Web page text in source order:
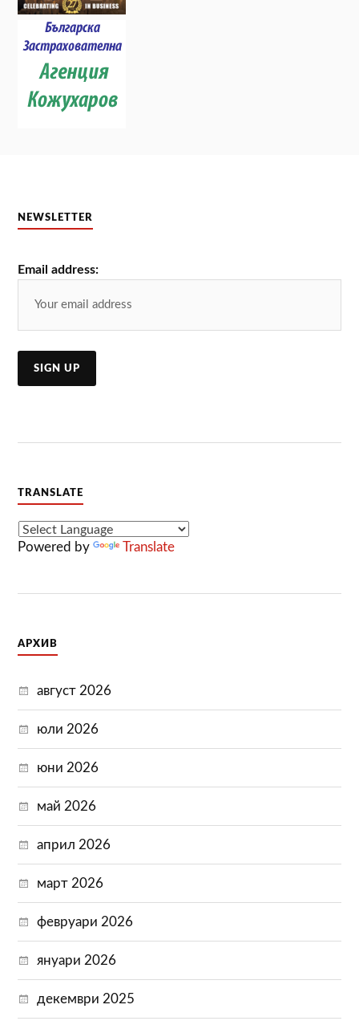
NEWSLETTER
Email address:
TRANSLATE
Powered by Translate
АРХИВ
август 2026
юли 2026
юни 2026
май 2026
април 2026
март 2026
февруари 2026
януари 2026
декември 2025